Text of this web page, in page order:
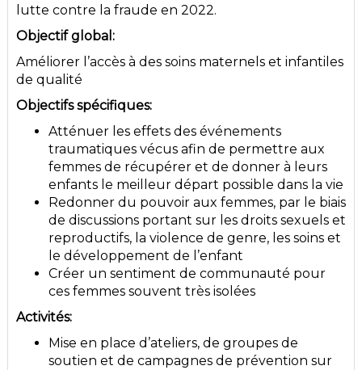
lutte contre la fraude en 2022.
Objectif global:
Améliorer l’accès à des soins maternels et infantiles
de qualité
Objectifs spécifiques:
Atténuer les effets des événements
traumatiques vécus afin de permettre aux
femmes de récupérer et de donner à leurs
enfants le meilleur départ possible dans la vie
Redonner du pouvoir aux femmes, par le biais
de discussions portant sur les droits sexuels et
reproductifs, la violence de genre, les soins et
le développement de l’enfant
Créer un sentiment de communauté pour
ces femmes souvent très isolées
Activités:
Mise en place d’ateliers, de groupes de
soutien et de campagnes de prévention sur